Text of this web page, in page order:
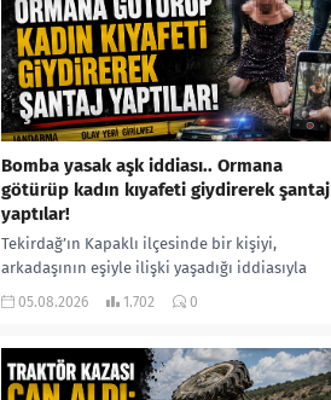
Bomba yasak aşk iddiası.. Ormana
götürüp kadın kıyafeti giydirerek şantaj
yaptılar!
Tekirdağ’ın Kapaklı ilçesinde bir kişiyi,
arkadaşının eşiyle ilişki yaşadığı iddiasıyla
ormanlık alana götürerek zorla kadın
05.08.2026 1.702 0